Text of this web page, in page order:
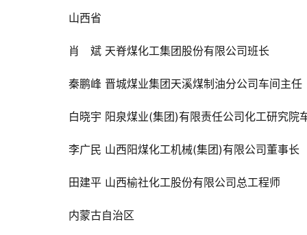
山西省
肖　斌 天脊煤化工集团股份有限公司班长
秦鹏峰 晋城煤业集团天溪煤制油分公司车间主任
白晓宇 阳泉煤业(集团)有限责任公司化工研究院
李广民 山西阳煤化工机械(集团)有限公司董事长
田建平 山西榆社化工股份有限公司总工程师
内蒙古自治区